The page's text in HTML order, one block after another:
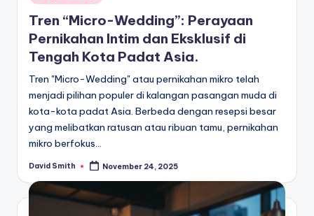
in
Tren “Micro-Wedding”: Perayaan
Pernikahan Intim dan Eksklusif di
Tengah Kota Padat Asia.
Tren "Micro-Wedding" atau pernikahan mikro telah
menjadi pilihan populer di kalangan pasangan muda di
kota-kota padat Asia. Berbeda dengan resepsi besar
yang melibatkan ratusan atau ribuan tamu, pernikahan
mikro berfokus…
Posted
David Smith November 24, 2025